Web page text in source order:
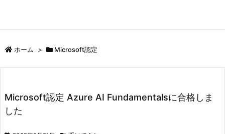
ホーム > Microsoft認定
Microsoft認定 Azure AI Fundamentalsに合格しま
した